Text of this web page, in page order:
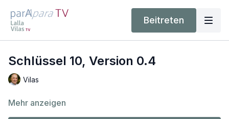
Beitreten
Schlüssel 10, Version 0.4
Vilas
Mehr anzeigen